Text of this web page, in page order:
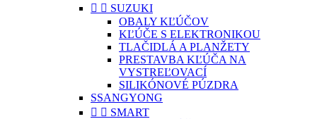
  SUZUKI
OBALY KĽÚČOV
KĽÚČE S ELEKTRONIKOU
TLAČIDLÁ A PLANŽETY
PRESTAVBA KĽÚČA NA
VYSTREĽOVACÍ
SILIKÓNOVÉ PÚZDRA
SSANGYONG
  SMART